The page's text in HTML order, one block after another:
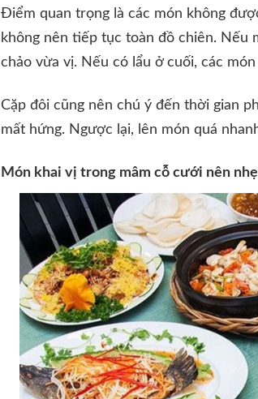
Điểm quan trọng là các món không
không nên tiếp tục toàn đồ chiên. Nếu
chảo vừa vị. Nếu có lẩu ở cuối, các
Cặp đôi cũng nên chú ý đến thời gian
mất hứng. Ngược lại, lên món quá
Món khai vị trong mâm cỗ cưới nên